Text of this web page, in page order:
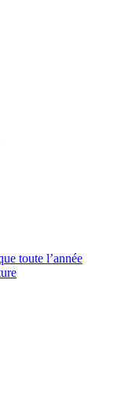
toute l’année